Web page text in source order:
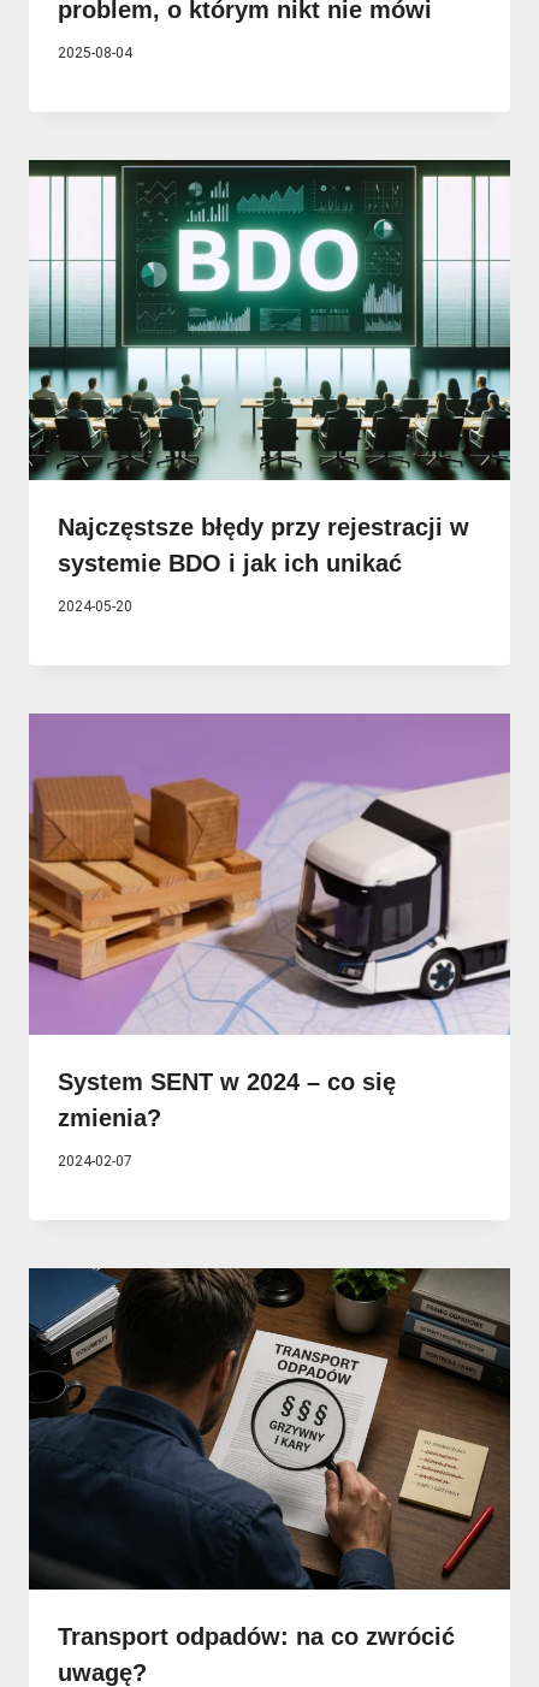
problem, o którym nikt nie mówi
2025-08-04
Najczęstsze błędy przy rejestracji w
systemie BDO i jak ich unikać
2024-05-20
System SENT w 2024 – co się
zmienia?
2024-02-07
Transport odpadów: na co zwrócić
uwagę?